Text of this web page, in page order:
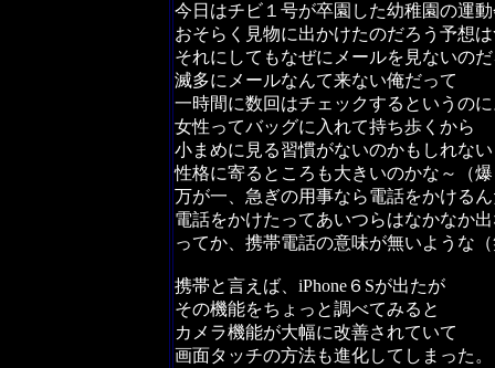
今日はチビ１号が卒園した幼稚園の運
おそらく見物に出かけたのだろう予想
それにしてもなぜにメールを見ないの
滅多にメールなんて来ない俺だって
一時間に数回はチェックするというの
女性ってバッグに入れて持ち歩くから
小まめに見る習慣がないのかもしれな
性格に寄るところも大きいのかな～（
万が一、急ぎの用事なら電話をかける
電話をかけたってあいつらはなかなか
ってか、携帯電話の意味が無いような
携帯と言えば、iPhone６Sが出たが
その機能をちょっと調べてみると
カメラ機能が大幅に改善されていて
画面タッチの方法も進化してしまった。